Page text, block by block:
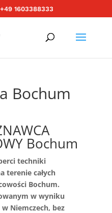
1603388333
Bochum
Bochum
techniki
terenie całych
Bochum.
w wyniku
Niemczech, bez